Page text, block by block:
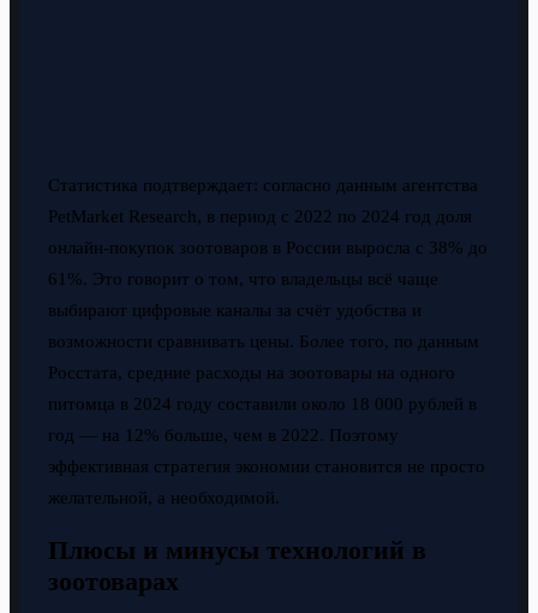
Статистика подтверждает: согласно данным агентства
PetMarket Research, в период с 2022 по 2024 год доля
онлайн-покупок зоотоваров в России выросла с 38% до
61%. Это говорит о том, что владельцы всё чаще
выбирают цифровые каналы за счёт удобства и
возможности сравнивать цены. Более того, по данным
Росстата, средние расходы на зоотовары на одного
питомца в 2024 году составили около 18 000 рублей в
год — на 12% больше, чем в 2022. Поэтому
эффективная стратегия экономии становится не просто
желательной, а необходимой.
Плюсы и минусы технологий в
зоотоварах